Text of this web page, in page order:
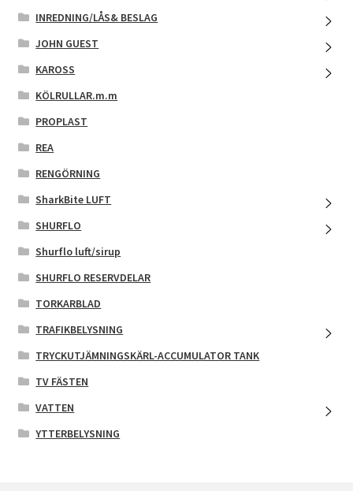
INREDNING/LÅS& BESLAG
JOHN GUEST
KAROSS
KÖLRULLAR.m.m
PROPLAST
REA
RENGÖRNING
SharkBite LUFT
SHURFLO
Shurflo luft/sirup
SHURFLO RESERVDELAR
TORKARBLAD
TRAFIKBELYSNING
TRYCKUTJÄMNINGSKÄRL-ACCUMULATOR TANK
TV FÄSTEN
VATTEN
YTTERBELYSNING